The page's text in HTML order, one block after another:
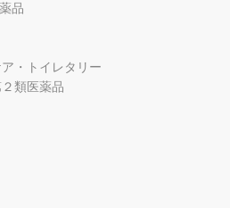
品
・トイレタリー
類医薬品